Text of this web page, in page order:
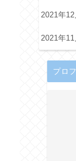
2021年12
2021年11
プロ